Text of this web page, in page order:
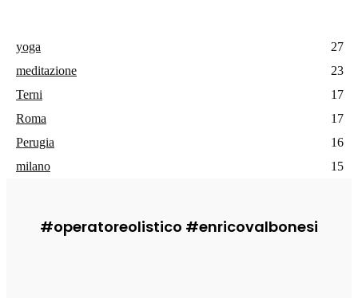
yoga
27
meditazione
23
Terni
17
Roma
17
Perugia
16
milano
15
#operatoreolistico #enricovalbonesi